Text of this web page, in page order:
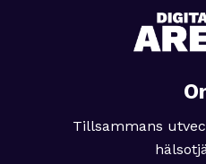
Tillsammans